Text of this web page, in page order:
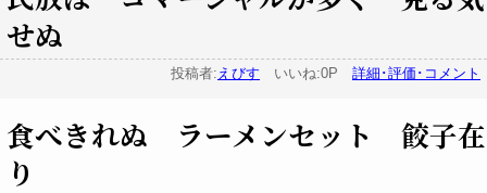
せぬ
投稿者: えびす いいね:0P 詳細･評価･コメント
食べきれぬ ラーメンセット 餃子在
り